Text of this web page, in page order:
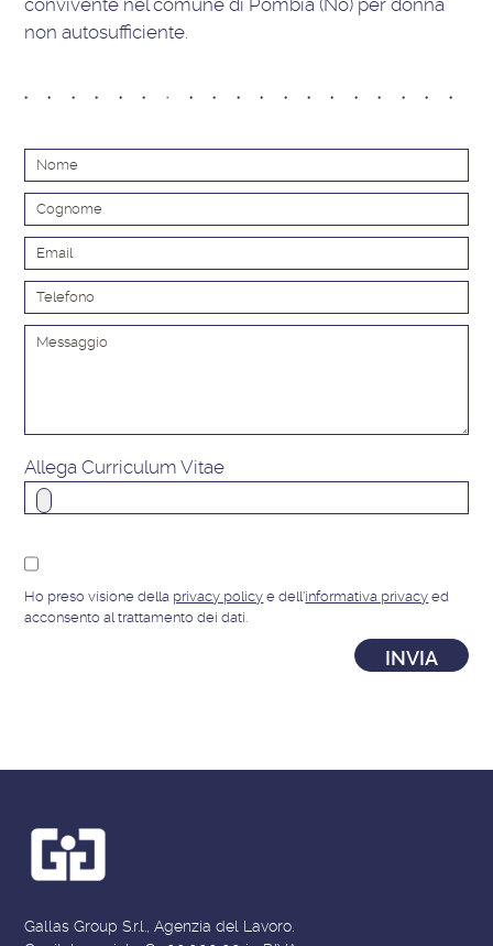
non autosufficiente.
Allega Curriculum Vitae
Ho preso visione della privacy policy e dell'informativa privacy ed
acconsento al trattamento dei dati.
Gallas Group S.r.l., Agenzia del Lavoro.